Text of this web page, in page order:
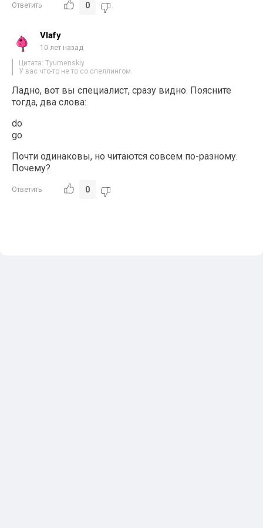
Ответить 0
Vlafy
10 лет назад
Цитата: Tyumenskiy
У вас что-то не то со спеллингом.
Ладно, вот вы специалист, сразу видно. Поясните
тогда, два слова:
do
go
Почти одинаковы, но читаются совсем по-разному.
Почему?
Ответить 0